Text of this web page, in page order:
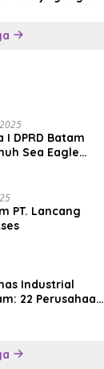
I DPRD Batam
Sea Eagle
PT. Lancang
Industrial
22 Perusahaan